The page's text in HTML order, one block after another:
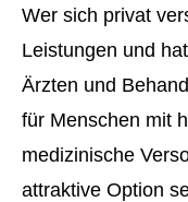
Wer sich privat
Leistungen und
Ärzten und
für Menschen mit
medizinische
attraktive Option